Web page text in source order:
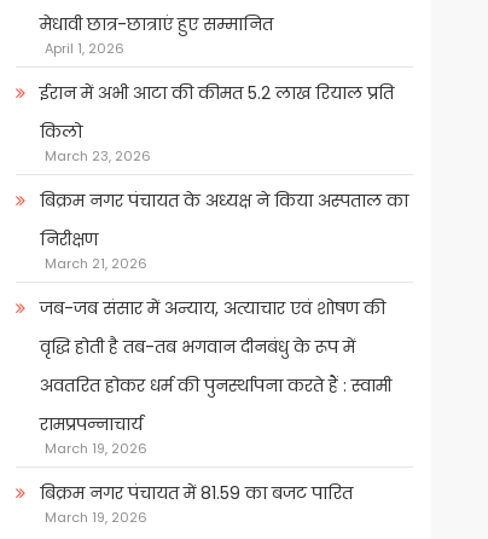
मेधावी छात्र-छात्राएं हुए सम्मानित
April 1, 2026
ईरान में अभी आटा की कीमत 5.2 लाख रियाल प्रति
किलो
March 23, 2026
बिक्रम नगर पंचायत के अध्यक्ष ने किया अस्पताल का
निरीक्षण
March 21, 2026
जब-जब संसार में अन्याय, अत्याचार एवं शोषण की
वृद्धि होती है तब-तब भगवान दीनबंधु के रूप में
अवतरित होकर धर्म की पुनर्स्थापना करते हैं : स्वामी
रामप्रपन्नाचार्य
March 19, 2026
बिक्रम नगर पंचायत में 81.59 का बजट पारित
March 19, 2026